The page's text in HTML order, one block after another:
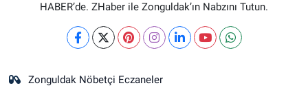
HABER’de. ZHaber ile Zonguldak’ın Nabzını Tutun.
Zonguldak Nöbetçi Eczaneler